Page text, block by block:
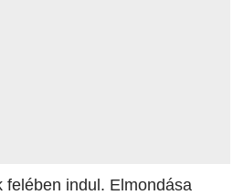
indul. Elmondása